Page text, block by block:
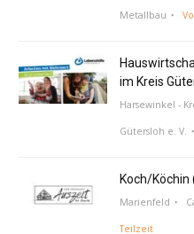
Metallbau
im Kreis
Harsewinkel -
Gütersloh e. V.
Koch/
Marienfeld
Teilzeit